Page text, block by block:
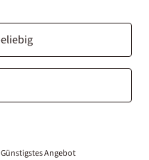
Günstigstes Angebot